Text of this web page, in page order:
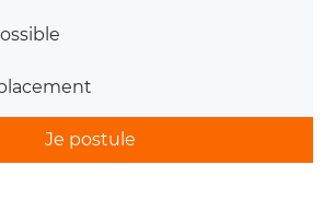
Je postule